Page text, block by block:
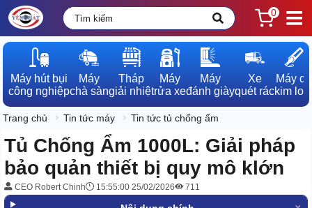
0
Máy hút bụi
công nghiệp
Máy
chà sàn
Tháp
giải nhiệt
Máy
rửa xe
Máy
đánh giày
Xe
quét rác
Máy dò
kim loại
Trang chủ Tin tức máy Tin tức tủ chống ẩm
Tủ Chống Ẩm 1000L: Giải pháp
bảo quản thiết bị quy mô klớn
CEO Robert Chinh 15:55:00 25/02/2026 711